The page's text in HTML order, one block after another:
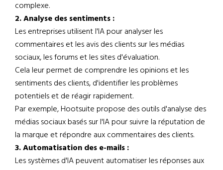
complexe.
2. Analyse des sentiments :
Les entreprises utilisent l'IA pour analyser les
commentaires et les avis des clients sur les médias
sociaux, les forums et les sites d'évaluation.
Cela leur permet de comprendre les opinions et les
sentiments des clients, d'identifier les problèmes
potentiels et de réagir rapidement.
Par exemple, Hootsuite propose des outils d'analyse des
médias sociaux basés sur l'IA pour suivre la réputation de
la marque et répondre aux commentaires des clients.
3. Automatisation des e-mails :
Les systèmes d'IA peuvent automatiser les réponses aux